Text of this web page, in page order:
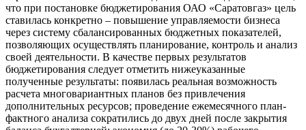
что при постановке бюджетирования ОАО «Саратовгаз» цель
ставилась конкретно – повышение управляемости бизнеса
через систему сбалансированных бюджетных показателей,
позволяющих осуществлять планирование, контроль и анализ
своей деятельности. В качестве первых результатов
бюджетирования следует отметить нижеуказанные
полученные результаты: появилась реальная возможность
расчета многовариантных планов без привлечения
дополнительных ресурсов; проведение ежемесячного план-
фактного анализа сократились до двух дней после закрытия